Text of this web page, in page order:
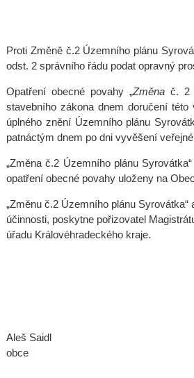
Proti Změně č.2 Územního plánu
odst. 2 správního řádu podat opravný
Opatření obecné povahy „Změnač. 2
stavebního zákona dnem doručení
úplného znění Územního plánu
patnáctým dnem po dni vyvěšení
„Změna č.2 Územního plánu
opatření obecné povahy uloženy na
„Změnu č.2 Územního plánu
účinnosti, poskytne pořizovatel
úřadu Královéhradeckého kraje.
Aleš Saidl
obce